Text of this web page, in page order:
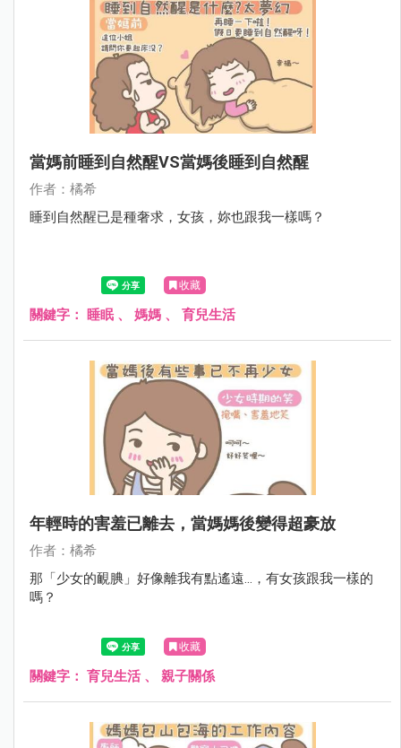
當媽前睡到自然醒VS當媽後睡到自然醒
作者：橘希
睡到自然醒已是種奢求，女孩，妳也跟我一樣嗎？
收藏
關鍵字： 睡眠、 媽媽 、 育兒生活
年輕時的害羞已離去，當媽媽後變得超豪放
作者：橘希
那「少女的靦腆」好像離我有點遙遠...，有女孩跟我一樣的
嗎？
收藏
關鍵字： 育兒生活、 親子關係